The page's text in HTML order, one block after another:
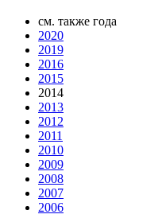
см. также года
2020
2019
2016
2015
2014
2013
2012
2011
2010
2009
2008
2007
2006